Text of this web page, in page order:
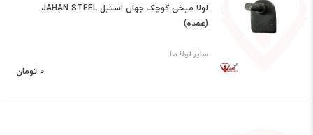
لولا میخی کوچک جهان استیل JAHAN STEEL
(عمده)
سایر لولا ها
0 تومان